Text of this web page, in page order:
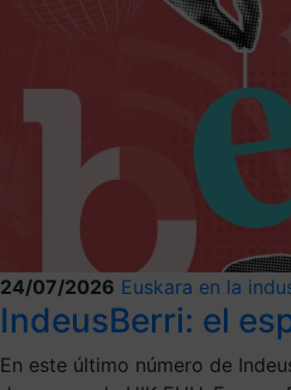
24/07/2026 Euskara en la
IndeusBerri: el
En este último número de